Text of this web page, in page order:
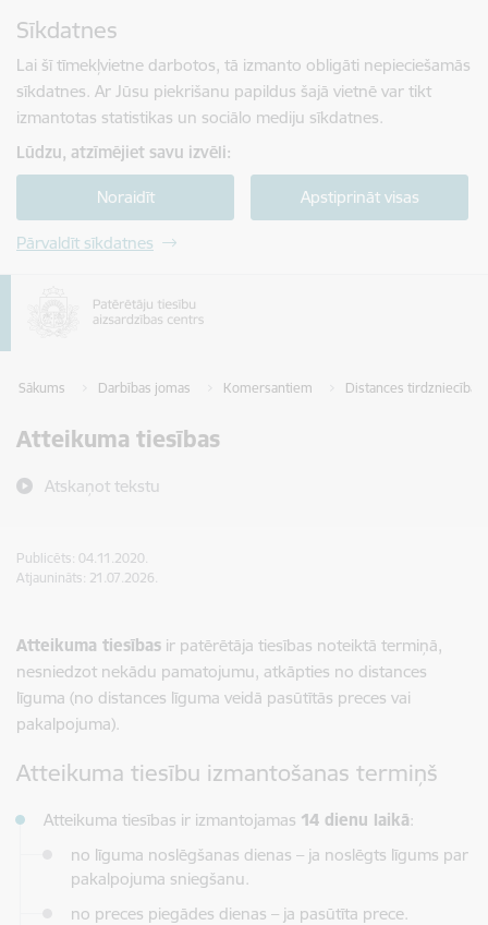
Sīkdatnes
Lai šī tīmekļvietne darbotos, tā izmanto obligāti nepieciešamās
sīkdatnes. Ar Jūsu piekrišanu papildus šajā vietnē var tikt
izmantotas statistikas un sociālo mediju sīkdatnes.
Lūdzu, atzīmējiet savu izvēli:
Noraidīt Apstiprināt visas
Pārvaldīt sīkdatnes
Sākums Darbības jomas Komersantiem Distances tirdzniecība
Atteikuma tiesības
Atskaņot tekstu
Publicēts: 04.11.2020.
Atjaunināts: 21.07.2026.
Atteikuma tiesības ir patērētāja tiesības noteiktā termiņā,
nesniedzot nekādu pamatojumu, atkāpties no distances
līguma (no distances līguma veidā pasūtītās preces vai
pakalpojuma).
Atteikuma tiesību izmantošanas termiņš
Atteikuma tiesības ir izmantojamas 14 dienu laikā:
no līguma noslēgšanas dienas – ja noslēgts līgums par
pakalpojuma sniegšanu.
no preces piegādes dienas – ja pasūtīta prece.